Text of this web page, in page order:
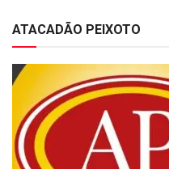
ATACADÃO PEIXOTO